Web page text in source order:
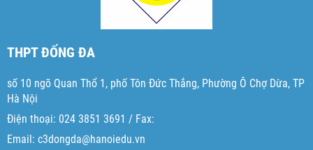
THPT ĐỐNG ĐA
số 10 ngõ Quan Thổ 1, phố Tôn Đức Thắng, Phường Ô Chợ Dừa, TP
Hà Nội
Điện thoại: 024 3851 3691 / Fax:
Email: c3dongda@hanoiedu.vn